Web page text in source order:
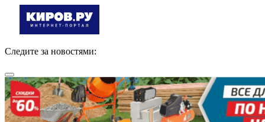
Следите за новостями: